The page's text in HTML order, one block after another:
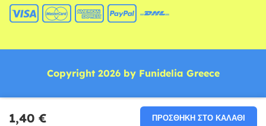
1,40 € ΠΡΟΣΘΉΚΗ ΣΤΟ ΚΑΛΆΘΙ
Copyright 2026 by Funidelia Greece